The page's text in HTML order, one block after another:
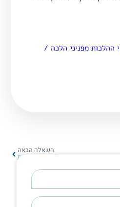
ההלכות מפניני הלכה /
השאלה הבאה
קריעת נייר לתימנים בשבת